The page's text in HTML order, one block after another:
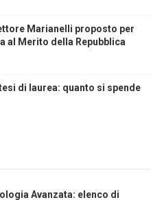
Marianelli proposto per
al Merito della Repubblica
di laurea: quanto si spende
Avanzata: elenco di